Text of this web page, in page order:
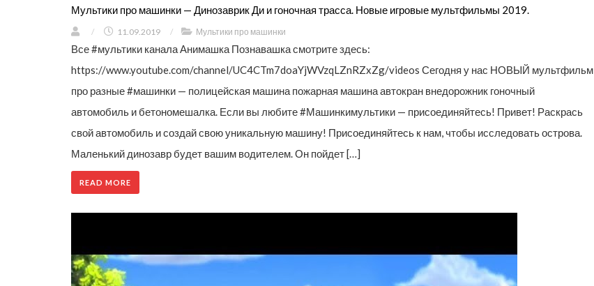
Мультики про машинки — Динозаврик Ди и гоночная трасса. Новые игровые мультфильмы 2019.
/ 11.09.2019 / Мультики про машинки
Все #мультики канала Анимашка Познавашка смотрите здесь:
https://www.youtube.com/channel/UC4CTm7doaYjWVzqLZnRZxZg/videos Сегодня у нас НОВЫЙ мультфильм
про разные #машинки — полицейская машина пожарная машина автокран внедорожник гоночный
автомобиль и бетономешалка. Если вы любите #Машинкимультики — присоединяйтесь! Привет! Раскрась
свой автомобиль и создай свою уникальную машину! Присоединяйтесь к нам, чтобы исследовать острова.
Маленький динозавр будет вашим водителем. Он пойдет […]
READ MORE